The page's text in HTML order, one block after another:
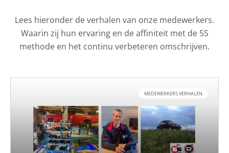
Lees hieronder de verhalen van onze medewerkers.
Waarin zij hun ervaring en de affiniteit met de 5S
methode en het continu verbeteren omschrijven.
MEDEWERKERS VERHALEN